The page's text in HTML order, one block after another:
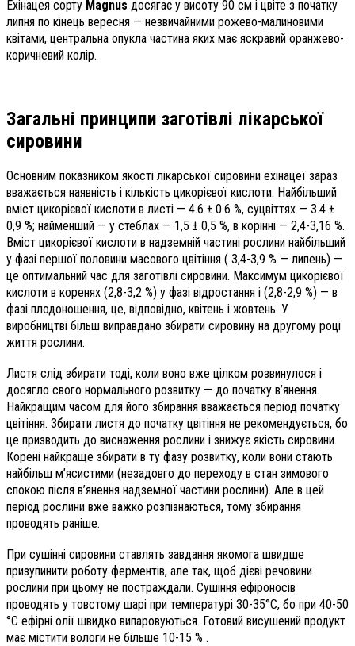
Ехінацея сорту Magnus досягає у висоту 90 см і цвіте з початку
липня по кінець вересня — незвичайними рожево-малиновими
квітами, центральна опукла частина яких має яскравий оранжево-
коричневий колір.
Загальні принципи заготівлі лікарської
сировини
Основним показником якості лікарської сировини ехінацеї зараз
вважається наявність і кількість цикорієвої кислоти. Найбільший
вміст цикорієвої кислоти в листі — 4.6 ± 0.6 %, суцвіттях — 3.4 ±
0,9 %; найменший — у стеблах — 1,5 ± 0,5 %, в корінні — 2,4-3,16 %.
Вміст цикорієвої кислоти в надземній частині рослини найбільший
у фазі першої половини масового цвітіння ( 3,4-3,9 % — липень) —
це оптимальний час для заготівлі сировини. Максимум цикорієвої
кислоти в коренях (2,8-3,2 %) у фазі відростання і (2,8-2,9 %) — в
фазі плодоношення, це, відповідно, квітень і жовтень. У
виробництві більш виправдано збирати сировину на другому році
життя рослини.
Листя слід збирати тоді, коли воно вже цілком розвинулося і
досягло свого нормального розвитку — до початку в’янення.
Найкращим часом для його збирання вважається період початку
цвітіння. Збирати листя до початку цвітіння не рекомендується, бо
це призводить до виснаження рослини і знижує якість сировини.
Корені найкраще збирати в ту фазу розвитку, коли вони стають
найбільш м’ясистими (незадовго до переходу в стан зимового
спокою після в’янення надземної частини рослини). Але в цей
період рослини вже важко розпізнаються, тому збирання
проводять раніше.
При сушінні сировини ставлять завдання якомога швидше
призупинити роботу ферментів, але так, щоб дієві речовини
рослини при цьому не постраждали. Сушіння ефіроносів
проводять у товстому шарі при температурі 30-35°С, бо при 40-50
°С ефірні олії швидко випаровуються. Готовий висушений продукт
має містити вологи не більше 10-15 % .